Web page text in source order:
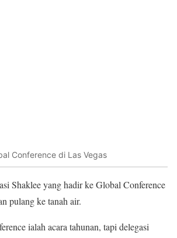
Conference di Las Vegas
Shaklee yang hadir ke Global Conference
pulang ke tanah air.
ialah acara tahunan, tapi delegasi